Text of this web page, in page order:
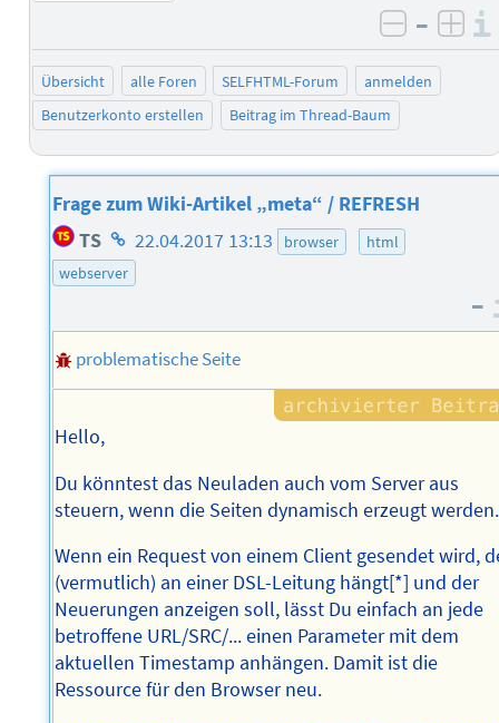
negativ
–
Übersicht alle Foren SELFHTML-Forum
anmelden
Benutzerkonto erstellen
Beitrag im Thread-Baum
Frage zum Wiki-Artikel „meta“ / REFRESH
TS Homepage
des
22.04.2017 13:13 browser
html
webserver
–
problematische Seite
Hello,
Du könntest das Neuladen auch vom Server aus
steuern, wenn die Seiten dynamisch erzeugt werden.
Wenn ein Request von einem Client gesendet wird,
(vermutlich) an einer DSL-Leitung hängt[*] und der
Neuerungen anzeigen soll, lässt Du einfach an jede
betroffene URL/SRC/... einen Parameter mit dem
aktuellen Timestamp anhängen. Damit ist die
Ressource für den Browser neu.